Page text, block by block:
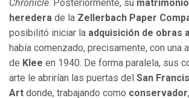
Chronicle. Posteriormente, su matrimonio
heredera de la Zellerbach Paper
posibilitó iniciar la adquisición de obras
había comenzado, precisamente, con una
de Klee en 1940. De forma paralela, sus
arte le abrirían las puertas del San
Art donde, trabajando como conservador